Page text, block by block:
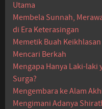
Utama
Membela Sunnah,
di Era Keterasingan
Memetik Buah Keikhlasan
Mencari Berkah
Mengapa Hanya Laki-
Surga?
Mengembara ke Alam
Mengimani Adanya